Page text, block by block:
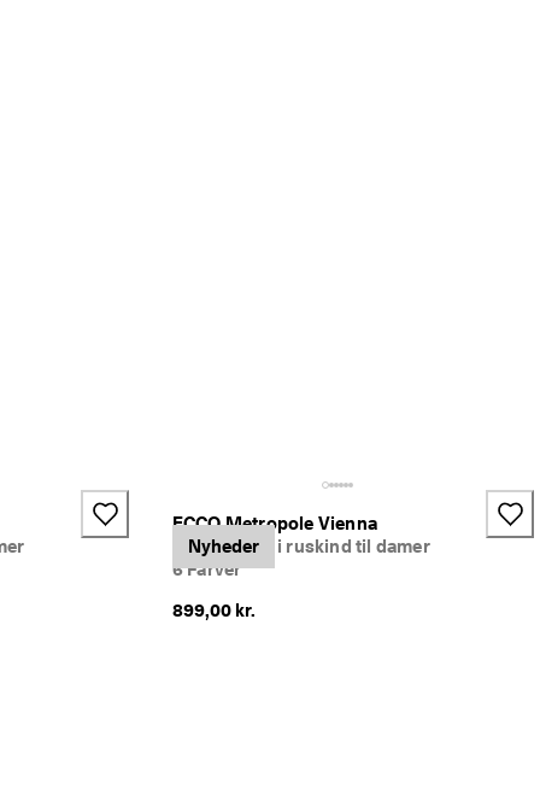
Nyheder
ECCO Metropole Vienna
Mokkasiner i ruskind til damer
6 Farver
899,00 kr.